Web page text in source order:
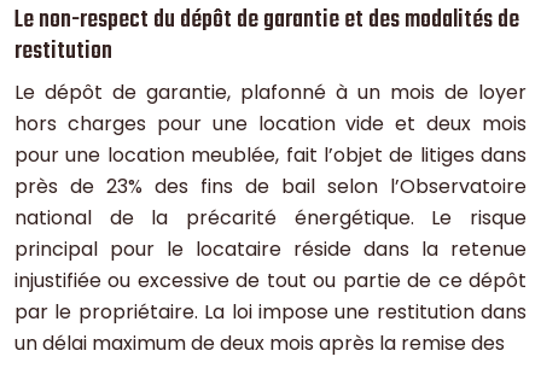
Le non-respect du dépôt de garantie et des modalités de
restitution
Le dépôt de garantie, plafonné à un mois de loyer
hors charges pour une location vide et deux mois
pour une location meublée, fait l’objet de litiges dans
près de 23% des fins de bail selon l’Observatoire
national de la précarité énergétique. Le risque
principal pour le locataire réside dans la retenue
injustifiée ou excessive de tout ou partie de ce dépôt
par le propriétaire. La loi impose une restitution dans
un délai maximum de deux mois après la remise des